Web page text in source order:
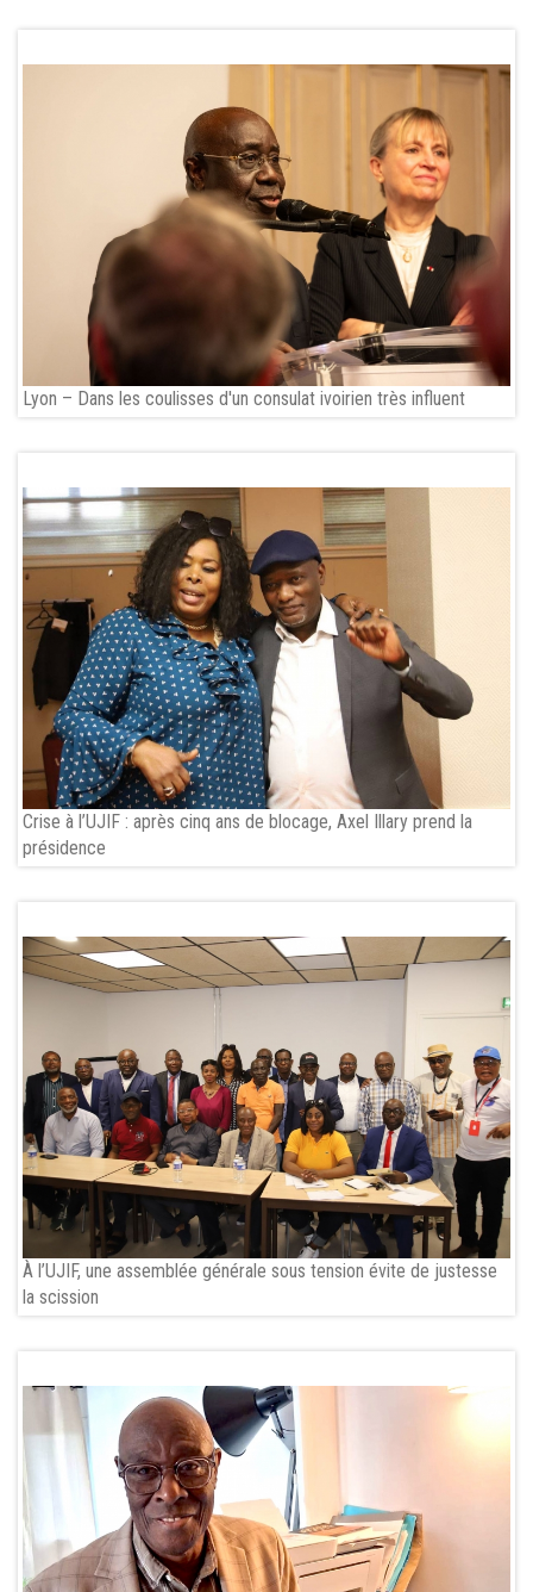
Lyon – Dans les coulisses d'un consulat ivoirien très influent
Crise à l’UJIF : après cinq ans de blocage, Axel Illary prend la
présidence
À l’UJIF, une assemblée générale sous tension évite de justesse
la scission